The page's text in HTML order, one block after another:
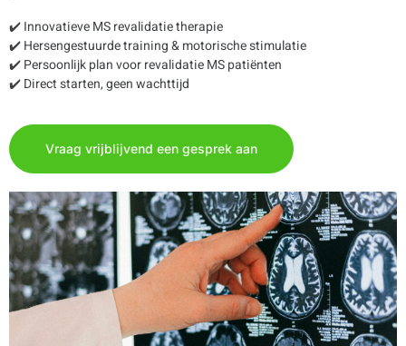
✔️ Innovatieve MS revalidatie therapie
✔️ Hersengestuurde training & motorische stimulatie
✔️ Persoonlijk plan voor revalidatie MS patiënten
✔️ Direct starten, geen wachttijd
Vraag vrijblijvend een gesprek aan